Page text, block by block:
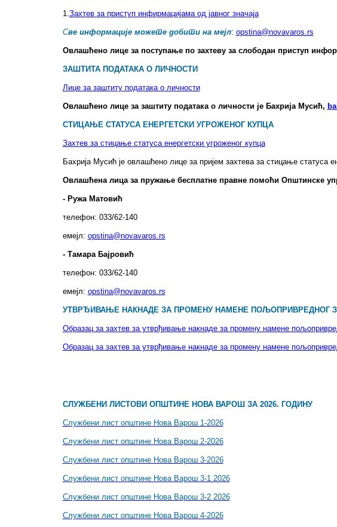
1. Захтев за приступ инфирмацијама од јавног значаја
Све информације можете добити на мејл: opstina@novavaros.rs
Овлашћено лице за поступање по захтеву за слободан приступ
ЗАШТИТА ПОДАТАКА О ЛИЧНОСТИ
Лице за заштиту података о личности
Овлашћено лице за заштиту података о личности је Бахрија Мусић,
СТИЦАЊЕ СТАТУСА ЕНЕРГЕТСКИ УГРОЖЕНОГ КУПЦА
Захтев за стицање статуса енергетски угроженог купца
Бахрија Мусић је овлашћено лице за пријем захтева за стицање статуса
Овлашћена лица за пружање бесплатне правне помоћи Општинске
- Ружа Матовић
телефон: 033/62-140
емејл: opstina@novavaros.rs
- Тамара Бајровић
телефон: 033/62-140
емејл: opstina@novavaros.rs
УТВРЂИВАЊЕ НАКНАДЕ ЗА ПРОМЕНУ НАМЕНЕ
Образац за захтев за утврђивање накнаде за промену намене
Образац за захтев за утврђивање накнаде за промену намене
СЛУЖБЕНИ ЛИСТОВИ ОПШТИНЕ НОВА ВАРОШ ЗА 2026. ГОДИНУ
Службени лист општине Нова Варош 1-2026
Службени лист општине Нова Варош 2-2026
Службени лист општине Нова Варош 3-2026
Службени лист општине Нова Варош 3-1 2026
Службени лист општине Нова Варош 3-2 2026
Службени лист општине Нова Варош 4-2026